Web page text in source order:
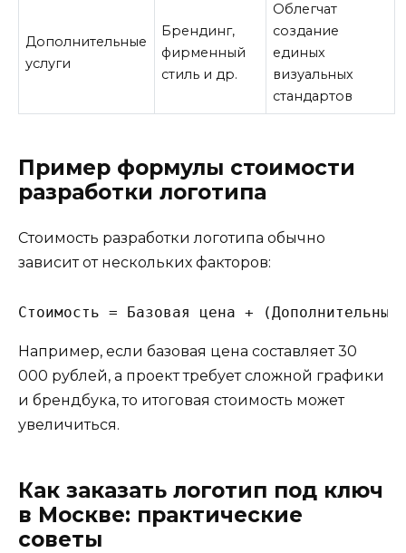
Дополнительные
услуги
Брендинг,
фирменный
стиль и др.
Облегчат
создание
единых
визуальных
стандартов
Пример формулы стоимости
разработки логотипа
Стоимость разработки логотипа обычно
зависит от нескольких факторов:
Например, если базовая цена составляет 30
000 рублей, а проект требует сложной графики
и брендбука, то итоговая стоимость может
увеличиться.
Как заказать логотип под ключ
в Москве: практические
советы